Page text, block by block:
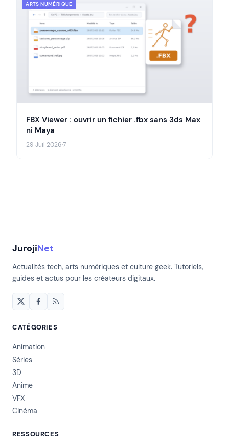
ARTS NUMÉRIQUE
FBX Viewer : ouvrir un fichier .fbx sans 3ds Max
ni Maya
29 Juil 2026·7
JurojiNet
Actualités tech, arts numériques et culture geek. Tutoriels,
guides et actus pour les créateurs digitaux.
CATÉGORIES
Animation
Séries
3D
Anime
VFX
Cinéma
RESSOURCES